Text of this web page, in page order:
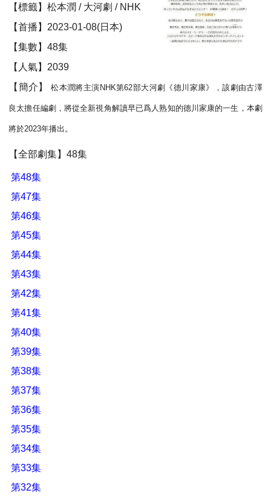
【標籤】松本潤 / 大河劇 / NHK
【首播】2023-01-08(日本)
【集數】48集
【人氣】2039
【簡介】松本潤將主演NHK第62部大河劇《德川家康》，該劇由古澤
良太擔任編劇，將從全新視角解讀早已爲人熟知的德川家康的一生，本劇
將於2023年播出。
【全部劇集】48集
第48集
第47集
第46集
第45集
第44集
第43集
第42集
第41集
第40集
第39集
第38集
第37集
第36集
第35集
第34集
第33集
第32集